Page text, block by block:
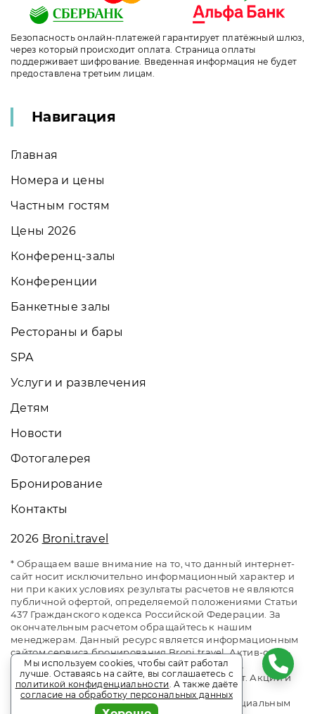
Безопасность онлайн-платежей гарантирует платёжный шлюз,
через который происходит оплата. Страница оплаты
поддерживает шифрование. Введенная информация не будет
предоставлена третьим лицам.
Навигация
Главная
Номера и цены
Частным гостям
Цены 2026
Конференц-залы
Конференции
Банкетные залы
Рестораны и бары
SPA
Услуги и развлечения
Детям
Новости
Фотогалерея
Бронирование
Контакты
2026 Broni.travel
* Обращаем ваше внимание на то, что данный интернет-
сайт носит исключительно информационный характер и
ни при каких условиях результаты расчетов не являются
публичной офертой, определяемой положениями Статьи
437 Гражданского кодекса Российской Федерации. За
окончательным расчетом обращайтесь к нашим
менеджерам. Данный ресурс является информационным
сайтом сервиса бронирования Broni.travel. Актив-отель
«Искра». Сайт онлайн бронирования номеров.
Актуальные цены, прайс-листы и наличие мест. Акции и
спецпредложения. Выгодное бронирование.
Индивидуальный менеджер. Не является официальным
Мы используем cookies, чтобы сайт работал
лучше. Оставаясь на сайте, вы соглашаетесь с
политикой конфиденциальности. А также даёте
согласие на обработку персональных данных